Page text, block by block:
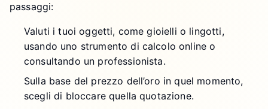
passaggi:
Valuti i tuoi oggetti, come gioielli o lingotti,
usando uno strumento di calcolo online o
consultando un professionista.
Sulla base del prezzo dell’oro in quel momento,
scegli di bloccare quella quotazione.